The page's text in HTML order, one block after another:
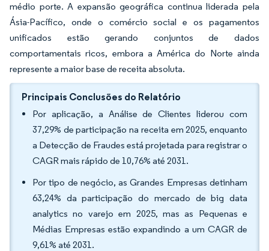
médio porte. A expansão geográfica continua liderada pela
Ásia-Pacífico, onde o comércio social e os pagamentos
unificados estão gerando conjuntos de dados
comportamentais ricos, embora a América do Norte ainda
represente a maior base de receita absoluta.
Principais Conclusões do Relatório
Por aplicação, a Análise de Clientes liderou com
37,29% de participação na receita em 2025, enquanto
a Detecção de Fraudes está projetada para registrar o
CAGR mais rápido de 10,76% até 2031.
Por tipo de negócio, as Grandes Empresas detinham
63,24% da participação do mercado de big data
analytics no varejo em 2025, mas as Pequenas e
Médias Empresas estão expandindo a um CAGR de
9,61% até 2031.